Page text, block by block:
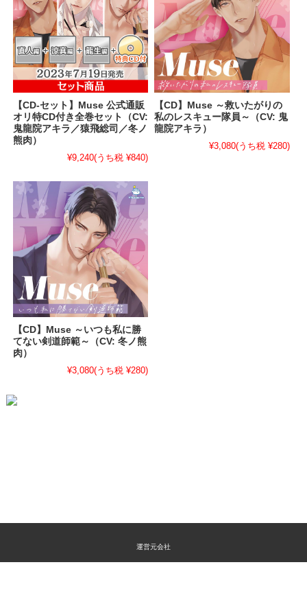
【CD-セット】Muse 公式通販
オリ特CD付き全巻セット（CV:
鬼龍院アキラ／猿飛総司／冬ノ
熊肉）
¥9,240(うち税 ¥840)
【CD】Muse ～救いたがりの
私のレスキュー隊員～（CV: 鬼
龍院アキラ）
¥3,080(うち税 ¥280)
【CD】Muse ～いつも私に勝
てない剣道師範～（CV: 冬ノ熊
肉）
¥3,080(うち税 ¥280)
運営元会社